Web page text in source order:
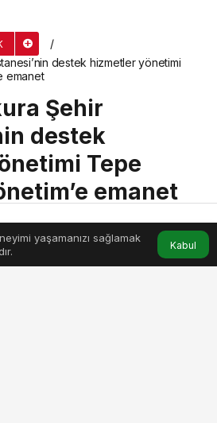
destek hizmetler yönetimi
emanet
Şehir
destek
Tepe
emanet
yayınlandı
yayınlandı
yaşamanızı sağlamak
Kabul
Akış Hesabım